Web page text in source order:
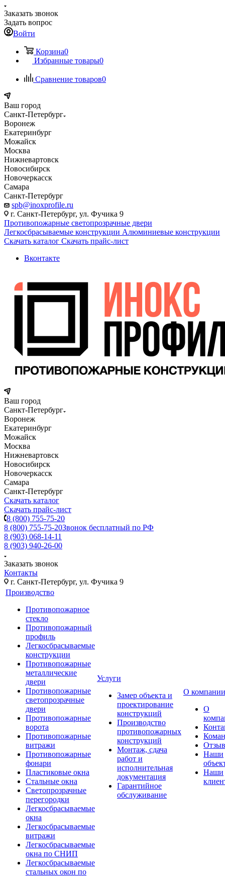
Заказать звонок
Задать вопрос
Войти
Корзина0
Избранные товары0
Сравнение товаров0
Ваш город
Санкт-Петербург
Воронеж
Екатеринбург
Можайск
Москва
Нижневартовск
Новосибирск
Новочеркасск
Самара
Санкт-Петербург
spb@inoxprofile.ru
г. Санкт-Петербург, ул. Фучика 9
Противопожарные светопрозрачные двери
Легкосбрасываемые конструкции Алюминиевые конструкции
Скачать каталог Скачать прайс-лист
Вконтакте
Ваш город
Санкт-Петербург
Воронеж
Екатеринбург
Можайск
Москва
Нижневартовск
Новосибирск
Новочеркасск
Самара
Санкт-Петербург
Скачать каталог
Скачать прайс-лист
8 (800) 755-75-20
8 (800) 755-75-20Звонок бесплатный по РФ
8 (903) 068-14-11
8 (903) 940-26-00
Заказать звонок
Контакты
г. Санкт-Петербург, ул. Фучика 9
Производство
Противопожарное
стекло
Противопожарный
профиль
Легкосбрасываемые
конструкции
Противопожарные
металлические
двери
Противопожарные
светопрозрачные
двери
Противопожарные
ворота
Противопожарные
витражи
Противопожарные
фонари
Пластиковые окна
Стальные окна
Светопрозрачные
перегородки
Легкосбрасываемые
окна
Легкосбрасываемые
витражи
Легкосбрасываемые
окна по СНИП
Легкосбрасываемые
стальных окон по
Услуги
Замер объекта и
проектирование
конструкций
Производство
противопожарных
конструкций
Монтаж, сдача
работ и
исполнительная
документация
Гарантийное
обслуживание
О компании
О
Наши
Наши